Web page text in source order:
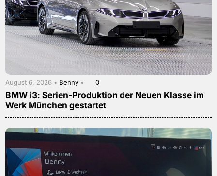
August 6, 2026 • Benny • 0
BMW i3: Serien-Produktion der Neuen Klasse im
Werk München gestartet